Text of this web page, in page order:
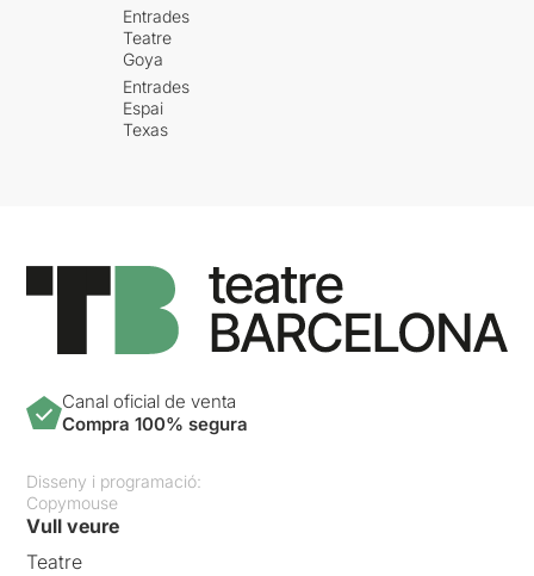
Entrades
Teatre
Goya
Entrades
Espai
Texas
Canal oficial de venta
Compra 100% segura
Disseny i programació:
Copymouse
Vull veure
Teatre